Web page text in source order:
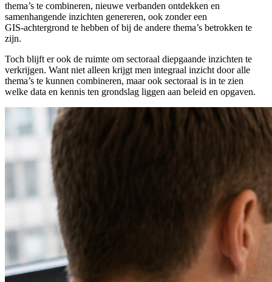
thema’s te combineren, nieuwe verbanden ontdekken en
samenhangende inzichten genereren, ook zonder een
GIS‑achtergrond te hebben of bij de andere thema’s betrokken te
zijn.
Toch blijft er ook de ruimte om sectoraal diepgaande inzichten te
verkrijgen. Want niet alleen krijgt men integraal inzicht door alle
thema’s te kunnen combineren, maar ook sectoraal is in te zien
welke data en kennis ten grondslag liggen aan beleid en opgaven.